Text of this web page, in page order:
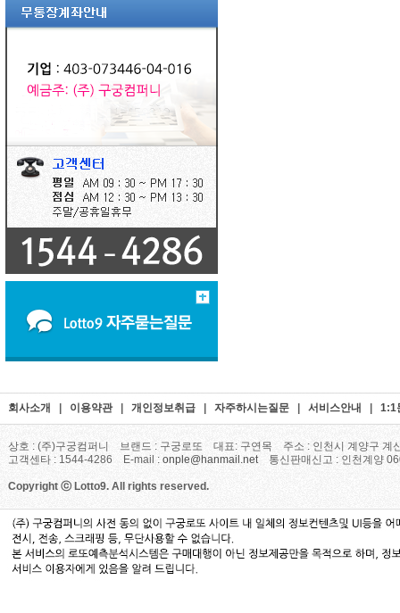
회사소개 이용약관| 개인정보취급 자주하시는질문 서비스안내 1:1
상호 : (주)구궁컴퍼니 브랜드 : 구궁로또 대표: 구연목 주소 : 인천시 계양구 계
고객센타 : 1544-4286 E-mail : onple@hanmail.net통신판매신고 : 인천계양
Copyright ⓒ Lotto9. All rights reserved.